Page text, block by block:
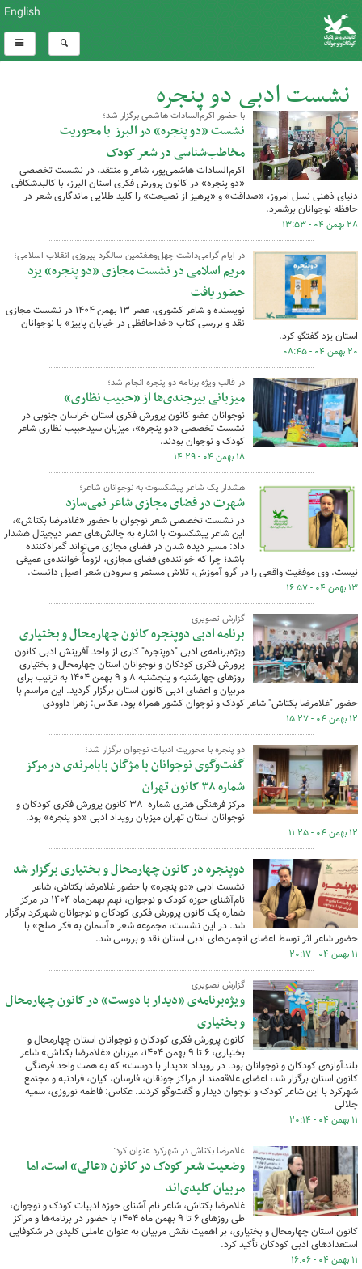
English
نشست ادبی دو پنجره
کل اخبار:77
با حضور اکرم‌السادات هاشمی برگزار شد؛
نشست «دو پنجره» در البرز با محوریت
مخاطب‌شناسی در شعر کودک
اکرم‌السادات هاشمی‌پور، شاعر و منتقد، در نشست تخصصی
«دو پنجره» در کانون پرورش فکری استان البرز، با کالبدشکافی
دنیای ذهنی نسل امروز، «صداقت» و «پرهیز از نصیحت» را کلید طلایی ماندگاری شعر در
حافظه نوجوانان برشمرد.
۲۸ بهمن ۰۴ - ۱۳:۵۳
در ایام گرامی‌داشت چهل‌وهفتمین سالگرد پیروزی انقلاب اسلامی؛
مریم اسلامی در نشست مجازی «دو پنجره» یزد
حضور یافت
نویسنده و شاعر کشوری، عصر ۱۳ بهمن ۱۴۰۴ در نشست مجازی
نقد و بررسی کتاب «خداحافظی در خیابان پاییز» با نوجوانان
استان یزد گفتگو کرد.
۲۰ بهمن ۰۴ - ۰۸:۴۵
در قالب ویژه برنامه دو پنجره انجام شد؛
میزبانی بیرجندی‌ها از «حبیب نظاری»
نوجوانان عضو کانون پرورش فکری استان خراسان جنوبی در
نشست تخصصی «دو پنجره»، میزبان سیدحبیب نظاری شاعر
کودک و نوجوان بودند.
۱۸ بهمن ۰۴ - ۱۴:۲۹
هشدار یک شاعر پیشکسوت به نوجوانان شاعر؛
شهرت در فضای مجازی شاعر نمی‌سازد
در نشست تخصصی شعر نوجوان با حضور «غلامرضا بکتاش»،
این شاعر پیشکسوت با اشاره به چالش‌های عصر دیجیتال هشدار
داد: مسیر دیده شدن در فضای مجازی می‌تواند گمراه‌کننده
باشد؛ چرا که خواننده‌ی فضای مجازی، لزوماً خواننده‌ی عمیقی
نیست. وی موفقیت واقعی را در گرو آموزش، تلاش مستمر و سرودن شعر اصیل دانست.
۱۳ بهمن ۰۴ - ۱۶:۵۷
گزارش تصویری
برنامه ادبی دوپنجره کانون چهارمحال و بختیاری
ویژه‌برنامه‌ی ادبی "دوپنجره" کاری از واحد آفرینش‌ ادبی کانون
پرورش فکری کودکان و نوجوانان استان چهارمحال و بختیاری
روزهای چهارشنبه و پنجشنبه ۸ و ۹ بهمن ۱۴۰۴ به ترتیب برای
مربیان و اعضای ادبی کانون استان برگزار گردید. این مراسم با
حضور "غلامرضا بکتاش" شاعر کودک و نوجوان کشور همراه بود. عکاس: زهرا داوودی
۱۲ بهمن ۰۴ - ۱۵:۲۷
دو پنجره با محوریت ادبیات نوجوان برگزار شد؛
گفت‌وگوی نوجوانان با مژگان بابامرندی در مرکز
شماره ۳۸ کانون تهران
مرکز فرهنگی هنری شماره ۳۸ کانون پرورش فکری کودکان و
نوجوانان استان تهران میزبان رویداد ادبی «دو پنجره» بود.
۱۲ بهمن ۰۴ - ۱۱:۲۵
دوپنجره در کانون چهارمحال و بختیاری برگزار شد
نشست ادبی «دو پنجره» با حضور غلامرضا بکتاش، شاعر
نام‌آشنای حوزه کودک و نوجوان، نهم بهمن‌ماه ۱۴۰۴ در مرکز
شماره یک کانون پرورش فکری کودکان و نوجوانان شهرکرد برگزار
شد. در این نشست، مجموعه شعر «آسمان به فکر صلح» با
حضور شاعر اثر توسط اعضای انجمن‌های ادبی استان نقد و بررسی شد.
۱۱ بهمن ۰۴ - ۲۰:۱۷
گزارش تصویری
ویژه‌برنامه‌ی «دیدار با دوست» در کانون چهارمحال
و بختیاری
کانون پرورش فکری کودکان و نوجوانان استان چهارمحال و
بختیاری، ۶ تا ۹ بهمن ۱۴۰۴، میزبان «غلامرضا بکتاش» شاعر
بلندآوازه‌ی کودکان و نوجوانان بود. در رویداد «دیدار با دوست» که به همت واحد فرهنگی
کانون استان برگزار شد، اعضای علاقه‌مند از مراکز جونقان، فارسان، کیان، فرادنبه و مجتمع
شهرکرد با این شاعر کودک و نوجوان دیدار و گفت‌وگو کردند. عکاس: فاطمه نوروزی، سمیه
جلالی
۱۱ بهمن ۰۴ - ۲۰:۱۴
غلامرضا بکتاش در شهرکرد عنوان کرد:
وضعیت شعر کودک در کانون «عالی» است، اما
مربیان کلیدی‌اند
غلامرضا بکتاش، شاعر نام آشنای حوزه ادبیات کودک و نوجوان،
طی روزهای ۶ تا ۹ بهمن ماه ۱۴۰۴ با حضور در برنامه‌ها و مراکز
کانون استان چهارمحال و بختیاری، بر اهمیت نقش مربیان به عنوان عاملی کلیدی در شکوفایی
استعدادهای ادبی کودکان تأکید کرد.
۱۱ بهمن ۰۴ - ۱۶:۰۶